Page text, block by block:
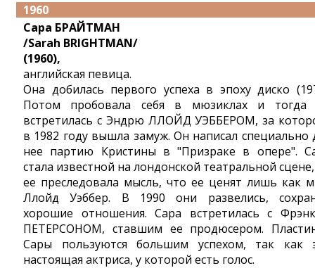
1960
Сара БРАЙТМАН
/Sarah BRIGHTMAN/
(1960),
английская певица.
Она добилась первого успеха в эпоху диско
Потом пробовала себя в мюзиклах и тогда
встретилась с Эндрю ЛЛОЙД УЭББЕРОМ, за
в 1982 году вышла замуж. Он написал специально
нее партию Кристины в "Призраке в опере".
стала известной на лондонской театральной
ее преследовала мысль, что ее ценят лишь как
Ллойд Уэббер. В 1990 они развелись,
хорошие отношения. Сара встретилась с
ПЕТЕРСОНОМ, ставшим ее продюсером.
Сары пользуются большим успехом, так как
настоящая актриса, у которой есть голос.